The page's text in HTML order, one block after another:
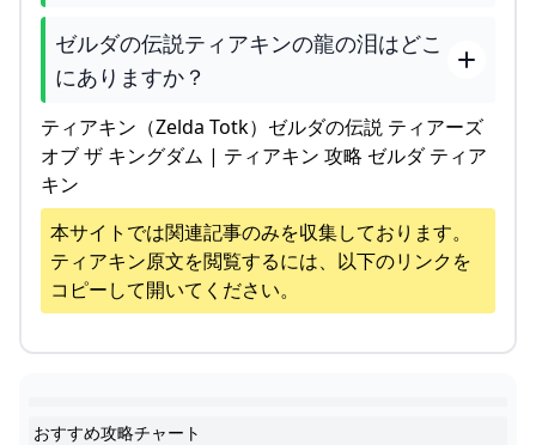
ゼルダの伝説ティアキンの龍の泪はどこ
にありますか？
ティアキン（Zelda Totk）ゼルダの伝説 ティアーズ
オブ ザ キングダム | ティアキン 攻略 ゼルダ ティア
キン
本サイトでは関連記事のみを収集しております。
ティアキン原文を閲覧するには、以下のリンクを
コピーして開いてください。
おすすめ攻略チャート